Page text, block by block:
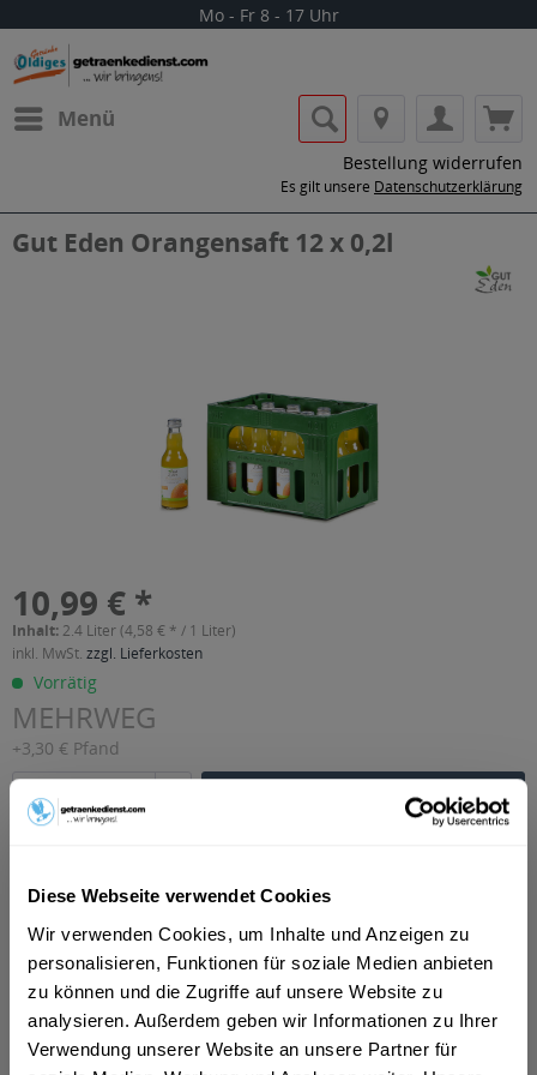
Diese Webseite verwendet Cookies
Wir verwenden Cookies, um Inhalte und Anzeigen zu
personalisieren, Funktionen für soziale Medien anbieten
zu können und die Zugriffe auf unsere Website zu
analysieren. Außerdem geben wir Informationen zu Ihrer
Verwendung unserer Website an unsere Partner für
Mo - Fr 8 - 17 Uhr
Menü
Bestellung widerrufen
Es gilt unsere Datenschutzerklärung
Gut Eden Orangensaft 12 x 0,2l
10,99 € *
Inhalt: 2.4 Liter (4,58 € * / 1 Liter)
inkl. MwSt. zzgl. Lieferkosten
Vorrätig
MEHRWEG
+3,30 € Pfand
Warenkorb
Beschreibung
mehr
"Gut Eden Orangensaft 12 x 0,2l"
Geschmacksrichtung:
Orange